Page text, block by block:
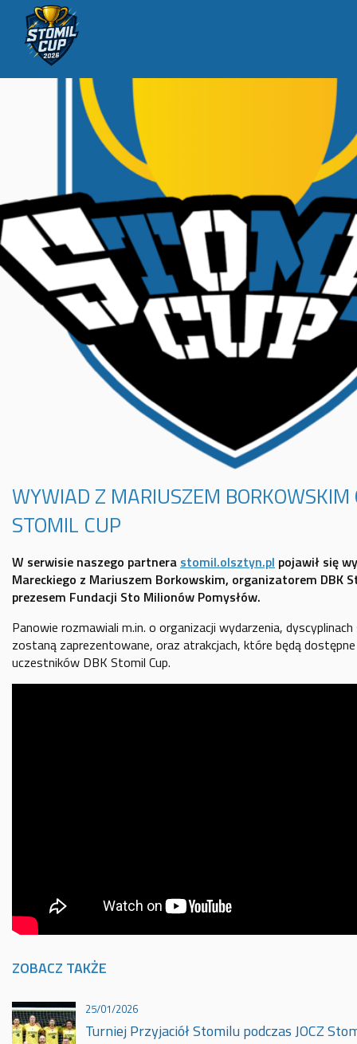
WYWIAD Z MARIUSZEM BORKOWSKIM
STOMIL CUP
W serwisie naszego partnera stomil.olsztyn.pl pojawił się
Mareckiego z Mariuszem Borkowskim, organizatorem DBK
prezesem Fundacji Sto Milionów Pomysłów.
Panowie rozmawiali m.in. o organizacji wydarzenia,
zostaną zaprezentowane, oraz atrakcjach, które będą
uczestników DBK Stomil Cup.
ZOBACZ TAKŻE
25/01/2026
Turniej Przyjaciół Stomilu podczas JOCZ